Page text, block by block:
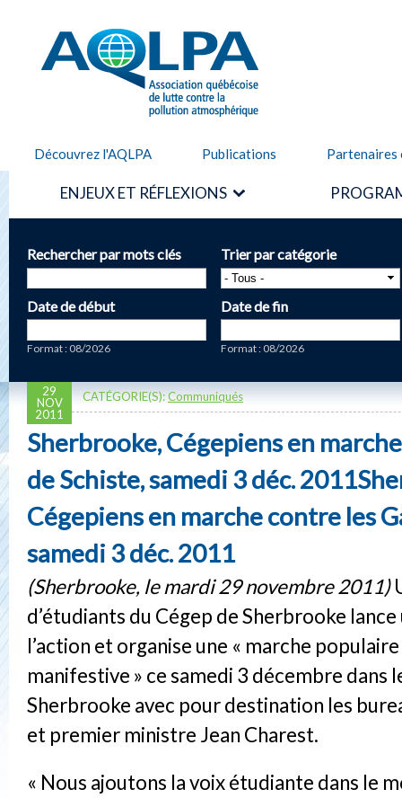
AQLPA
Découvrez l'AQLPA Publications Partenaires
ENJEUX ET RÉFLEXIONS
Rechercher par mots clés Trier par catégorie
Date de début
Format : 08/2026
Date de fin
Format : 08/2026
29
NOV
2011
CATÉGORIE(S):Communiqués
Sherbrooke, Cégepiens en
de Schiste, samedi 3 déc.
Cégepiens en marche contre les
samedi 3 déc. 2011
(Sherbrooke, le mardi 29 novembre 2011)
d’étudiants du Cégep de Sherbrooke lance
l’action et organise une « marche
manifestive » ce samedi 3 décembre dans
Sherbrooke avec pour destination les
et premier ministre Jean Charest.
« Nous ajoutons la voix étudiante dans le